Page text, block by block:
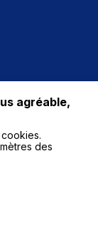
agréable,
des